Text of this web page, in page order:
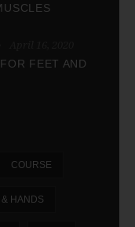
FEET AND
COURSE
& HANDS